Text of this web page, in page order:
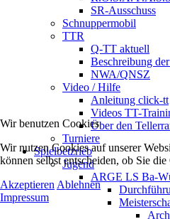
SR-Ausschuss
Schnuppermobil
TTR
Q-TT aktuell
Beschreibung
NWA/QNSZ
Video / Hilfe
Anleitung click-tt
Videos TT-
Über den
Turniere
Spielbetzrieb
Jugend
ARGE LS Ba-
Wir benutzen Cookies
Wir nutzen Cookies auf unserer
können selbst entscheiden, ob Sie
Akzeptieren Ablehnen
Impressum